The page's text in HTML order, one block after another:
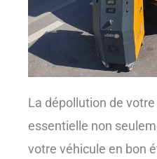
La dépollution de
essentielle non
votre véhicule en bon